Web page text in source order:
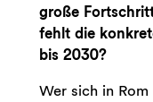
große
fehlt die
bis 2030?
Wer sich in